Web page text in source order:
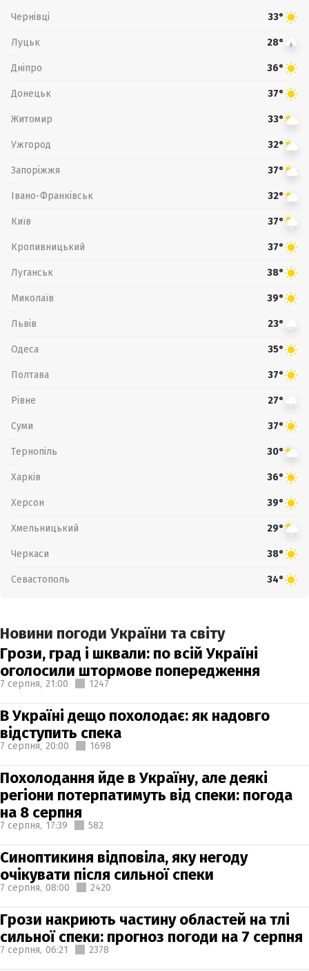
Чернівці 33°
Луцьк 28°
Дніпро 36°
Донецьк 37°
Житомир 33°
Ужгород 32°
Запоріжжя 37°
Івано-Франківськ 32°
Київ 37°
Кропивницький 37°
Луганськ 38°
Миколаїв 39°
Львів 23°
Одеса 35°
Полтава 37°
Рівне 27°
Суми 37°
Тернопіль 30°
Харків 36°
Херсон 39°
Хмельницький 29°
Черкаси 38°
Севастополь 34°
Новини погоди України та світу
Грози, град і шквали: по всій Україні
оголосили штормове попередження
7 серпня, 21:00 1247
В Україні дещо похолодає: як надовго
відступить спека
7 серпня, 20:00 1698
Похолодання йде в Україну, але деякі
регіони потерпатимуть від спеки: погода
на 8 серпня
7 серпня, 17:39 582
Синоптикиня відповіла, яку негоду
очікувати після сильної спеки
7 серпня, 08:00 2420
Грози накриють частину областей на тлі
сильної спеки: прогноз погоди на 7 серпня
7 серпня, 06:21 2378